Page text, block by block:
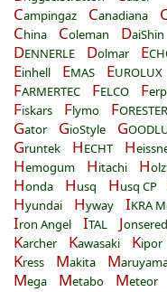
Campingaz Canadiana
China Coleman DaiShin
DENNERLE Dolmar E
Einhell EMAS EUROLUX
FARMERTEC FELCO F
Fiskars Flymo FORESTER
Gator GioStyle G
Gruntek HECHT H
Hemogum Hitachi H
Honda Husq Husq CP
Hyundai Hyway IKRA
Iron Angel ITAL Jonsered
Karcher Kawasaki Kipor
Kress Makita M
Mega Metabo Meteor